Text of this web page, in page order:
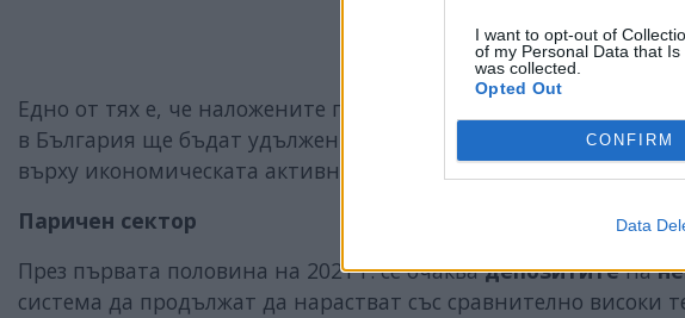
I want to opt-out of
of my Personal Data that
was collected.
Opted Out
CONFIRM
Data
Едно от тях е, че наложените през четвъртото тримесечие
в България ще бъдат удължени до края на първото
върху икономическата активност се очаква да eпо-малъкот
Паричен сектор
През първата половина на 2021 г. се очаквадепозититена
система да продължат да нарастват със сравнително високи